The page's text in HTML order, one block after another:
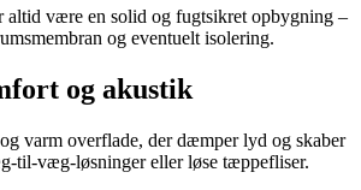
altid være en solid og fugtsikret opbygning –
og eventuelt isolering.
og akustik
varm overflade, der dæmper lyd og skaber
til-væg-løsninger eller løse tæppefliser.